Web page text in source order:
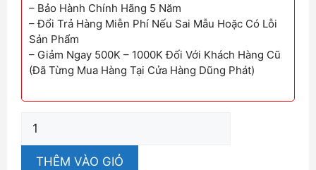
– Bảo Hành Chính Hãng 5 Năm
– Đổi Trả Hàng Miễn Phí Nếu Sai Mẫu Hoặc Có Lỗi
Sản Phẩm
– Giảm Ngay 500K – 1000K Đối Với Khách Hàng Cũ
(Đã Từng Mua Hàng Tại Cửa Hàng Dũng Phát)
Nhập
THÊM VÀO GIỎ